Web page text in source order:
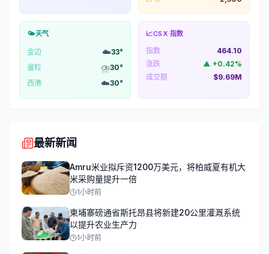
🌤️天气
金边 ☁️33°
暹粒
⛈️30°
西港
☁️30°
📈CSX 指数
指数
464.10
涨跌
▲ +0.42%
成交额
$9.69M
最新新闻
Amru米业拟斥资1200万美元，将柏威夏有机大
米采购量提升一倍
1小时前
柬埔寨磅通省斯托昂县将新建20公里灌溉系统
以提升农业生产力
1小时前